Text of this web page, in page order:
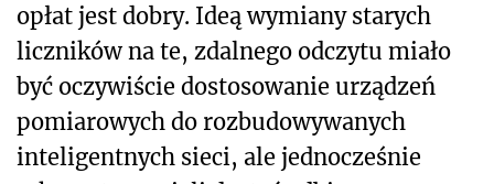
opłat jest dobry. Ideą wymiany starych
liczników na te, zdalnego odczytu miało
być oczywiście dostosowanie urządzeń
pomiarowych do rozbudowywanych
inteligentnych sieci, ale jednocześnie